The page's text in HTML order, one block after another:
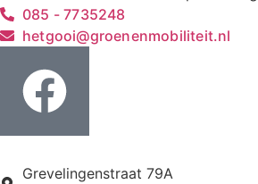
085 - 7735248
hetgooi@groenenmobiliteit.nl
Grevelingenstraat 79A